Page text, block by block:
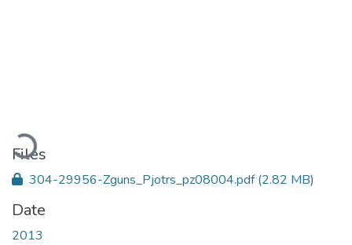
Loading...
Files
304-29956-Zguns_Pjotrs_pz08004.pdf(2.82 MB)
Date
2013